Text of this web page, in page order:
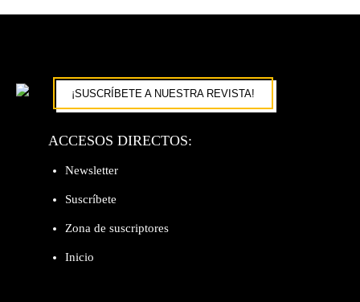
¡SUSCRÍBETE A NUESTRA REVISTA!
ACCESOS DIRECTOS:
Newsletter
Suscríbete
Zona de suscriptores
Inicio